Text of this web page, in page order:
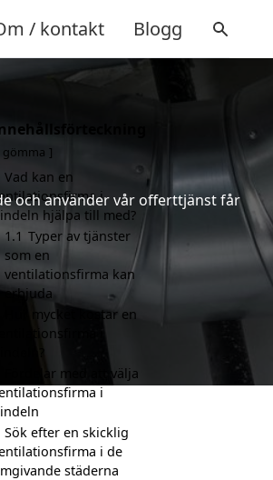
/ kontakt Blogg
och använder vår offerttjänst får
gömma
Vad kan en
i
hjälpa till med?
1.1 Typer av tjänster
som en
ventilationsfirma kan
erbjuda
Hur mycket kostar en
ventilationsfirma i
Fördelar med att välja
i
Sök efter en skicklig
i de
städerna